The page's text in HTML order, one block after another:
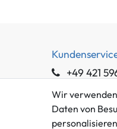
+49 421
Kontaktformular
Wir
Daten von